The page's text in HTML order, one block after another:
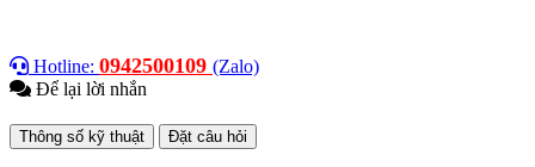
Hotline: 0942500109 (Zalo)
Để lại lời nhắn
Thông số kỹ thuật Đặt câu hỏi